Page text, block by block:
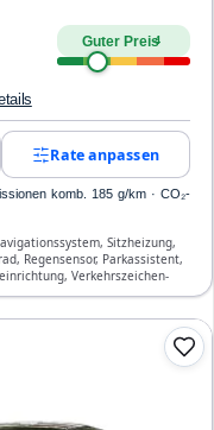
Guter Preis4
Rate anpassen
komb. 185 g/km · CO₂-
Sitzheizung,
Regensensor, Parkassistent,
Verkehrszeichen-
Airbags